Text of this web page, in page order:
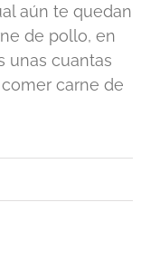
aún te quedan
de pollo, en
unas cuantas
comer carne de